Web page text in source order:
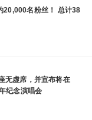
20,000名粉丝！ 总计38
无虚席，并宣布将在
纪念演唱会